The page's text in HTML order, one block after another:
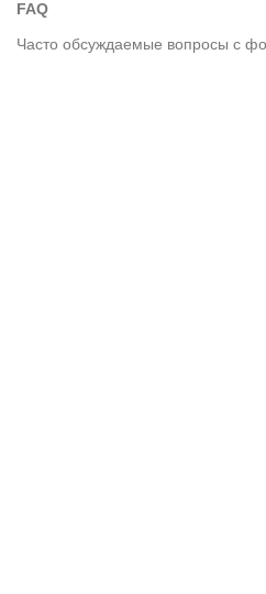
FAQ
Часто обсуждаемые вопросы с